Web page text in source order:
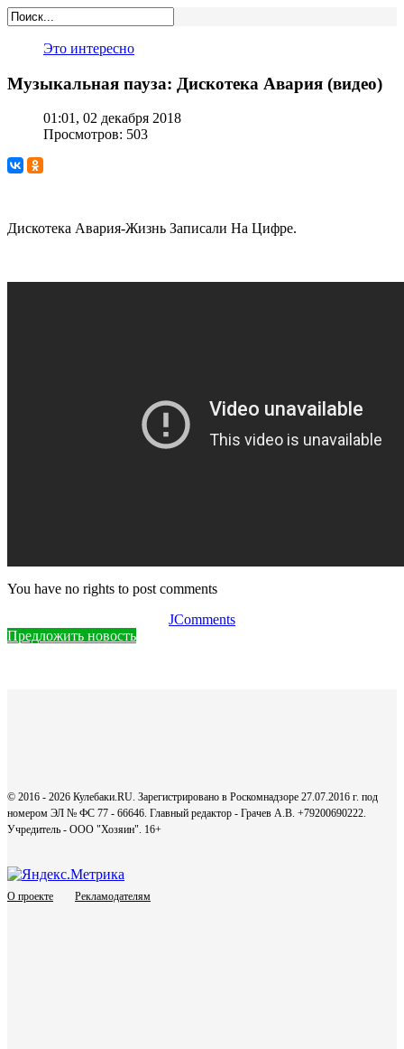
Это интересно
Музыкальная пауза: Дискотека Авария (видео)
01:01, 02 декабря 2018
Просмотров: 503
Дискотека Авария-Жизнь Записали На Цифре.
You have no rights to post comments
JComments
Предложить новость
© 2016 - 2026 Кулебаки.RU. Зарегистрировано в Роскомнадзоре 27.07.2016 г. под
номером ЭЛ № ФС 77 - 66646. Главный редактор - Грачев А.В. +79200690222.
Учредитель - ООО "Хозяин". 16+
О проекте Рекламодателям